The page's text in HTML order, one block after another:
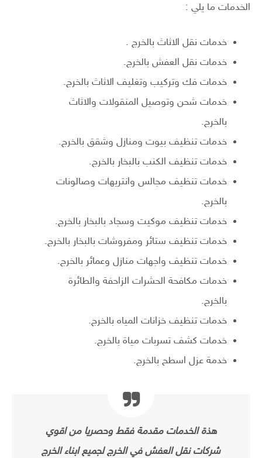
الخدمات ما يلي :
خدمات نقل الاثاث بالخرج .
خدمات نقل العفش بالخرج.
خدمات فك وتركيب وتغليف الاثاث بالخرج.
خدمات شحن وتوصيل المنقولات والاثاث
بالخرج.
خدمات تنظيف بيوت ومنازل وشقق بالخرج.
خدمات تنظيف الكنب بالبخار بالخرج.
خدمات تنظيف مجالس وانتريهات وصالونات
بالخرج.
خدمات تنظيف موكيت وسجاد بالبخار بالخرج.
خدمات تنظيف ستائر ومفروشات بالبخار بالخرج.
خدمات تنظيف واجهات منازل وعمائر بالخرج.
خدمات مكافحة الحشرات الزاحفة والطائرة
بالخرج.
خدمات تنظيف خزانات المياه بالخرج.
خدمات كشف تسربات مياة بالخرج.
خدمة عزل اسطح بالخرج.
هذة الخدمات مقدمة فقط وحصريا من اقوي
شركات نقل العفش في الخرج لجميع ابناء الخرج